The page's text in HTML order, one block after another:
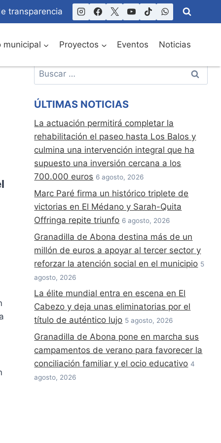
transparencia
municipal Proyectos Eventos Noticias
Buscar:
ÚLTIMAS NOTICIAS
La actuación permitirá completar la
rehabilitación el paseo hasta Los Balos y
culmina una intervención integral que ha
supuesto una inversión cercana a los
700.000 euros 6 agosto, 2026
Marc Paré firma un histórico triplete de
victorias en El Médano y Sarah-Quita
Offringa repite triunfo 6 agosto, 2026
Granadilla de Abona destina más de un
millón de euros a apoyar al tercer sector y
reforzar la atención social en el municipio 5
agosto, 2026
La élite mundial entra en escena en El
Cabezo y deja unas eliminatorias por el
título de auténtico lujo 5 agosto, 2026
Granadilla de Abona pone en marcha sus
campamentos de verano para favorecer la
conciliación familiar y el ocio educativo 4
agosto, 2026